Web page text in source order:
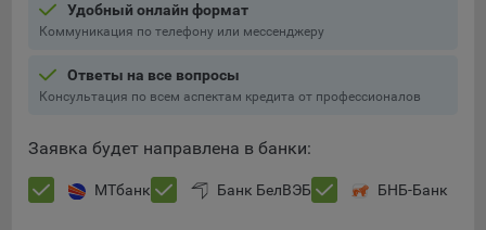
Удобный онлайн формат
Коммуникация по телефону или мессенджеру
Ответы на все вопросы
Консультация по всем аспектам кредита от профессионалов
Заявка будет направлена в банки:
МТбанк Банк БелВЭБ БНБ-Банк